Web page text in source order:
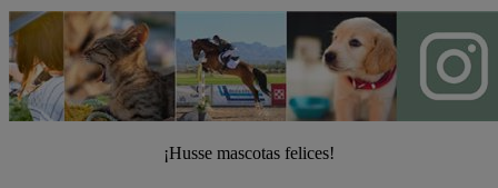
¡Husse mascotas felices!